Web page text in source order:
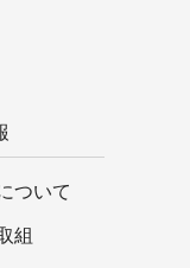
ついて
組